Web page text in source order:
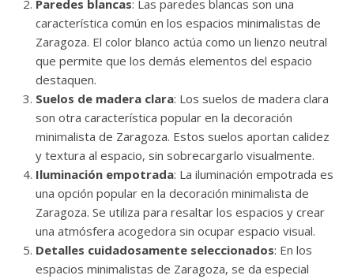
Paredes blancas: Las paredes blancas son una
característica común en los espacios minimalistas de
Zaragoza. El color blanco actúa como un lienzo neutral
que permite que los demás elementos del espacio
destaquen.
Suelos de madera clara: Los suelos de madera clara
son otra característica popular en la decoración
minimalista de Zaragoza. Estos suelos aportan calidez
y textura al espacio, sin sobrecargarlo visualmente.
Iluminación empotrada: La iluminación empotrada es
una opción popular en la decoración minimalista de
Zaragoza. Se utiliza para resaltar los espacios y crear
una atmósfera acogedora sin ocupar espacio visual.
Detalles cuidadosamente seleccionados: En los
espacios minimalistas de Zaragoza, se da especial